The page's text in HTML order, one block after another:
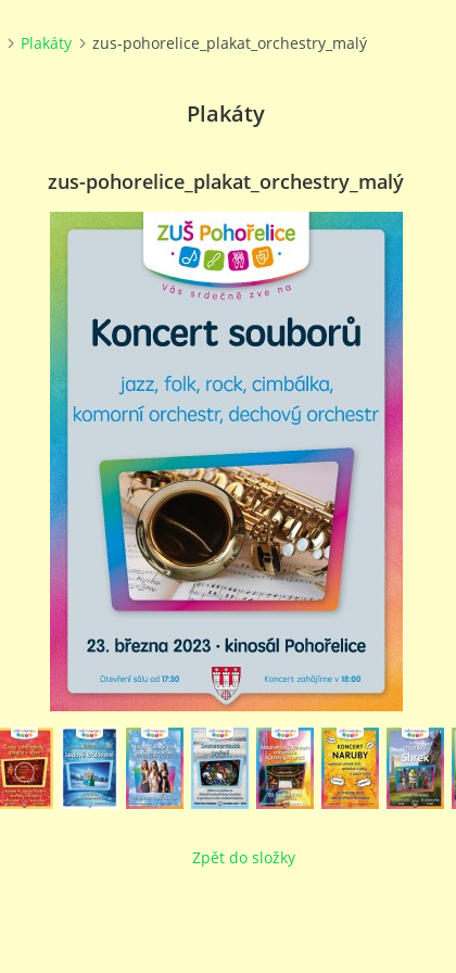
Plakáty zus-pohorelice_plakat_orchestry_malý
Plakáty
zus-pohorelice_plakat_orchestry_malý
Zpět do složky